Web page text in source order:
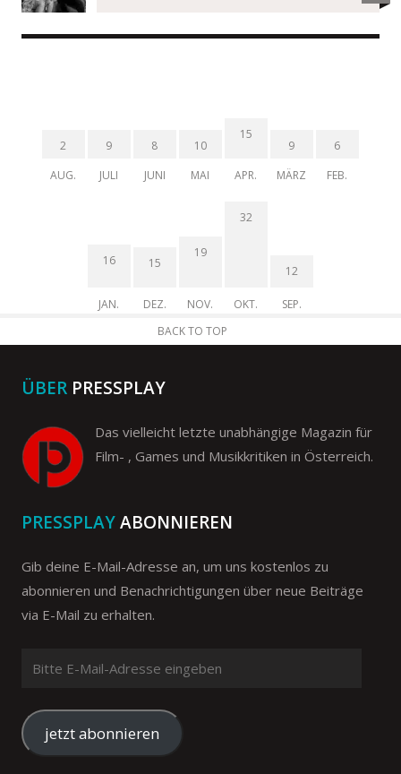
2
AUG.
9
JULI
8
JUNI
10
MAI
15
APR.
9
MÄRZ
6
FEB.
16
JAN.
15
DEZ.
19
NOV.
32
OKT.
12
SEP.
BACK TO TOP
ÜBER PRESSPLAY
Das vielleicht letzte unabhängige Magazin für
Film- , Games und Musikkritiken in Österreich.
PRESSPLAYABONNIEREN
Gib deine E-Mail-Adresse an, um uns kostenlos zu
abonnieren und Benachrichtigungen über neue Beiträge
via E-Mail zu erhalten.
Mail-
Adresse
eingeben
jetzt abonnieren